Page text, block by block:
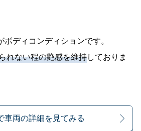
ボディコンディションです。
れない程の艶感を維持しておりま
車両の詳細を見てみる